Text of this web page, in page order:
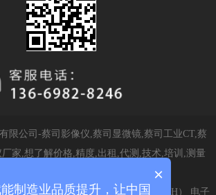
限公司-蔡司影像仪,蔡司显微镜,蔡司工业CT,蔡
家,想了解价格,精度,出租,代测,技术,培训,测量
（24H）售后热线：13669828246（24H） 电子
×
制造业品质提升，让中国